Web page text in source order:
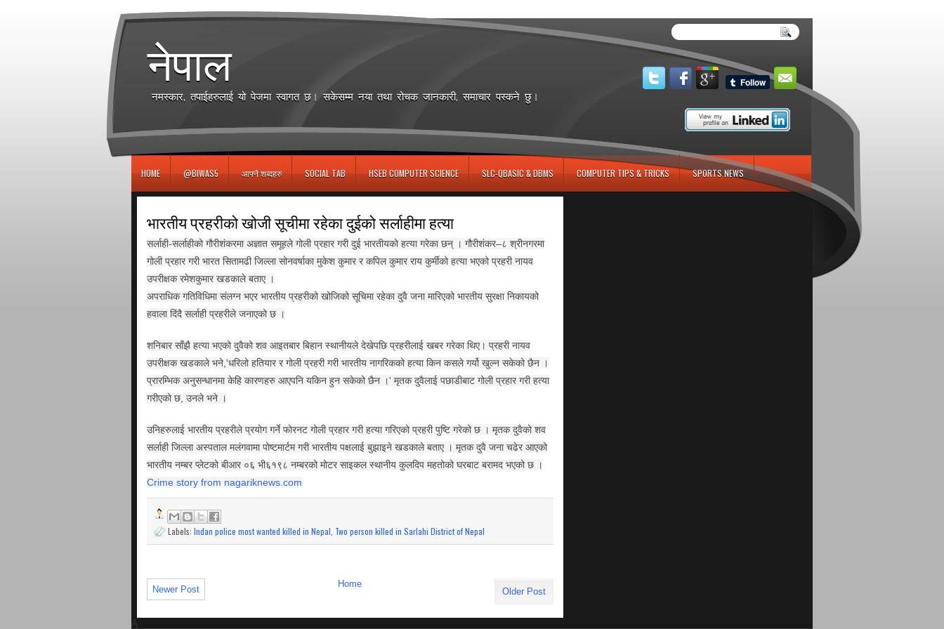
नेपाल
नमस्कार, तपाईहरुलाई यो पेजमा स्वागत छ। सकेसम्म नया तथा रोचक जानकारी, समाचार पस्कने छु।
HOME @BIWAS5 आफ्नै शब्दहरु SOCIAL TAB HSEB COMPUTER SCIENCE SLC-QBASIC & DBMS COMPUTER TIPS & TRICKS SPORTS NEWS
भारतीय प्रहरीको खोजी सूचीमा रहेका दुईको सर्लाहीमा हत्या
सर्लाही-सर्लाहीको गौरीशंकरमा अज्ञात समूहले गोली प्रहार गरी दुई भारतीयको हत्या गरेका छन् । गौरीशंकर–८ श्रीनगरमा
गोली प्रहार गरी भारत सितामढी जिल्ला सोनवर्षाका मुकेश कुमार र कपिल कुमार राय कुर्मीको हत्या भएको प्रहरी नायव
उपरीक्षक रमेशकुमार खडकाले बताए ।
अपराधिक गतिविधिमा संलग्न भएर भारतीय प्रहरीको खोजिको सूचिमा रहेका दुवै जना मारिएको भारतीय सुरक्षा निकायको
हवाला दिंदै सर्लाही प्रहरीले जनाएको छ ।
शनिबार साँझै हत्या भएको दुवैको शव आइतबार बिहान स्थानीयले देखेपछि प्रहरीलाई खबर गरेका थिए। प्रहरी नायव
उपरीक्षक खडकाले भने,'धरिलो हतियार र गोली प्रहरी गरी भारतीय नागरिकको हत्या किन कसले गर्यो खुल्न सकेको छैन ।
प्रारम्भिक अनुसन्धानमा केहि कारणहरु आएपनि यकिन हुन सकेको छैन ।' मृतक दुवैलाई पछाडीबाट गोली प्रहार गरी हत्या
गरीएको छ, उनले भने ।
उनिहरुलाई भारतीय प्रहरीले प्रयोग गर्ने फोरनट गोली प्रहार गरी हत्या गरिएको प्रहरी पुष्टि गरेको छ । मृतक दुवैको शव
सर्लाही जिल्ला अस्पताल मलंगवामा पोष्टमार्टम गरी भारतीय पक्षलाई बुझाइने खडकाले बताए । मृतक दुवै जना चढेर आएको
भारतीय नम्बर प्लेटको बीआर ०६ भी६१९८ नम्बरको मोटर साइकल स्थानीय कुलदिप महतोको घरबाट बरामद भएको छ ।
Crime story from nagariknews.com
Labels: Indan police most wanted killed in Nepal Two person killed in Sarlahi District of Nepal
Newer Post Older Post
Home
Ą